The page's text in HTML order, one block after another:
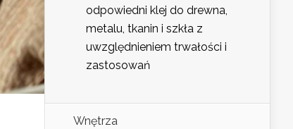
odpowiedni klej do drewna,
metalu, tkanin i szkła z
uwzględnieniem trwałości i
zastosowań
Wnętrza